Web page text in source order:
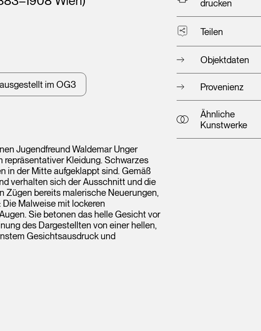
im OG3
drucken
Teilen
Objektdaten
Provenienz
Ähnliche
Kunstwerke
Jugendfreund Waldemar Unger
repräsentativer Kleidung. Schwarzes
in der Mitte aufgeklappt sind. Gemäß
verhalten sich der Ausschnitt und die
Zügen bereits malerische Neuerungen,
Malweise mit lockeren
Sie betonen das helle Gesicht vor
des Dargestellten von einer hellen,
Gesichtsausdruck und